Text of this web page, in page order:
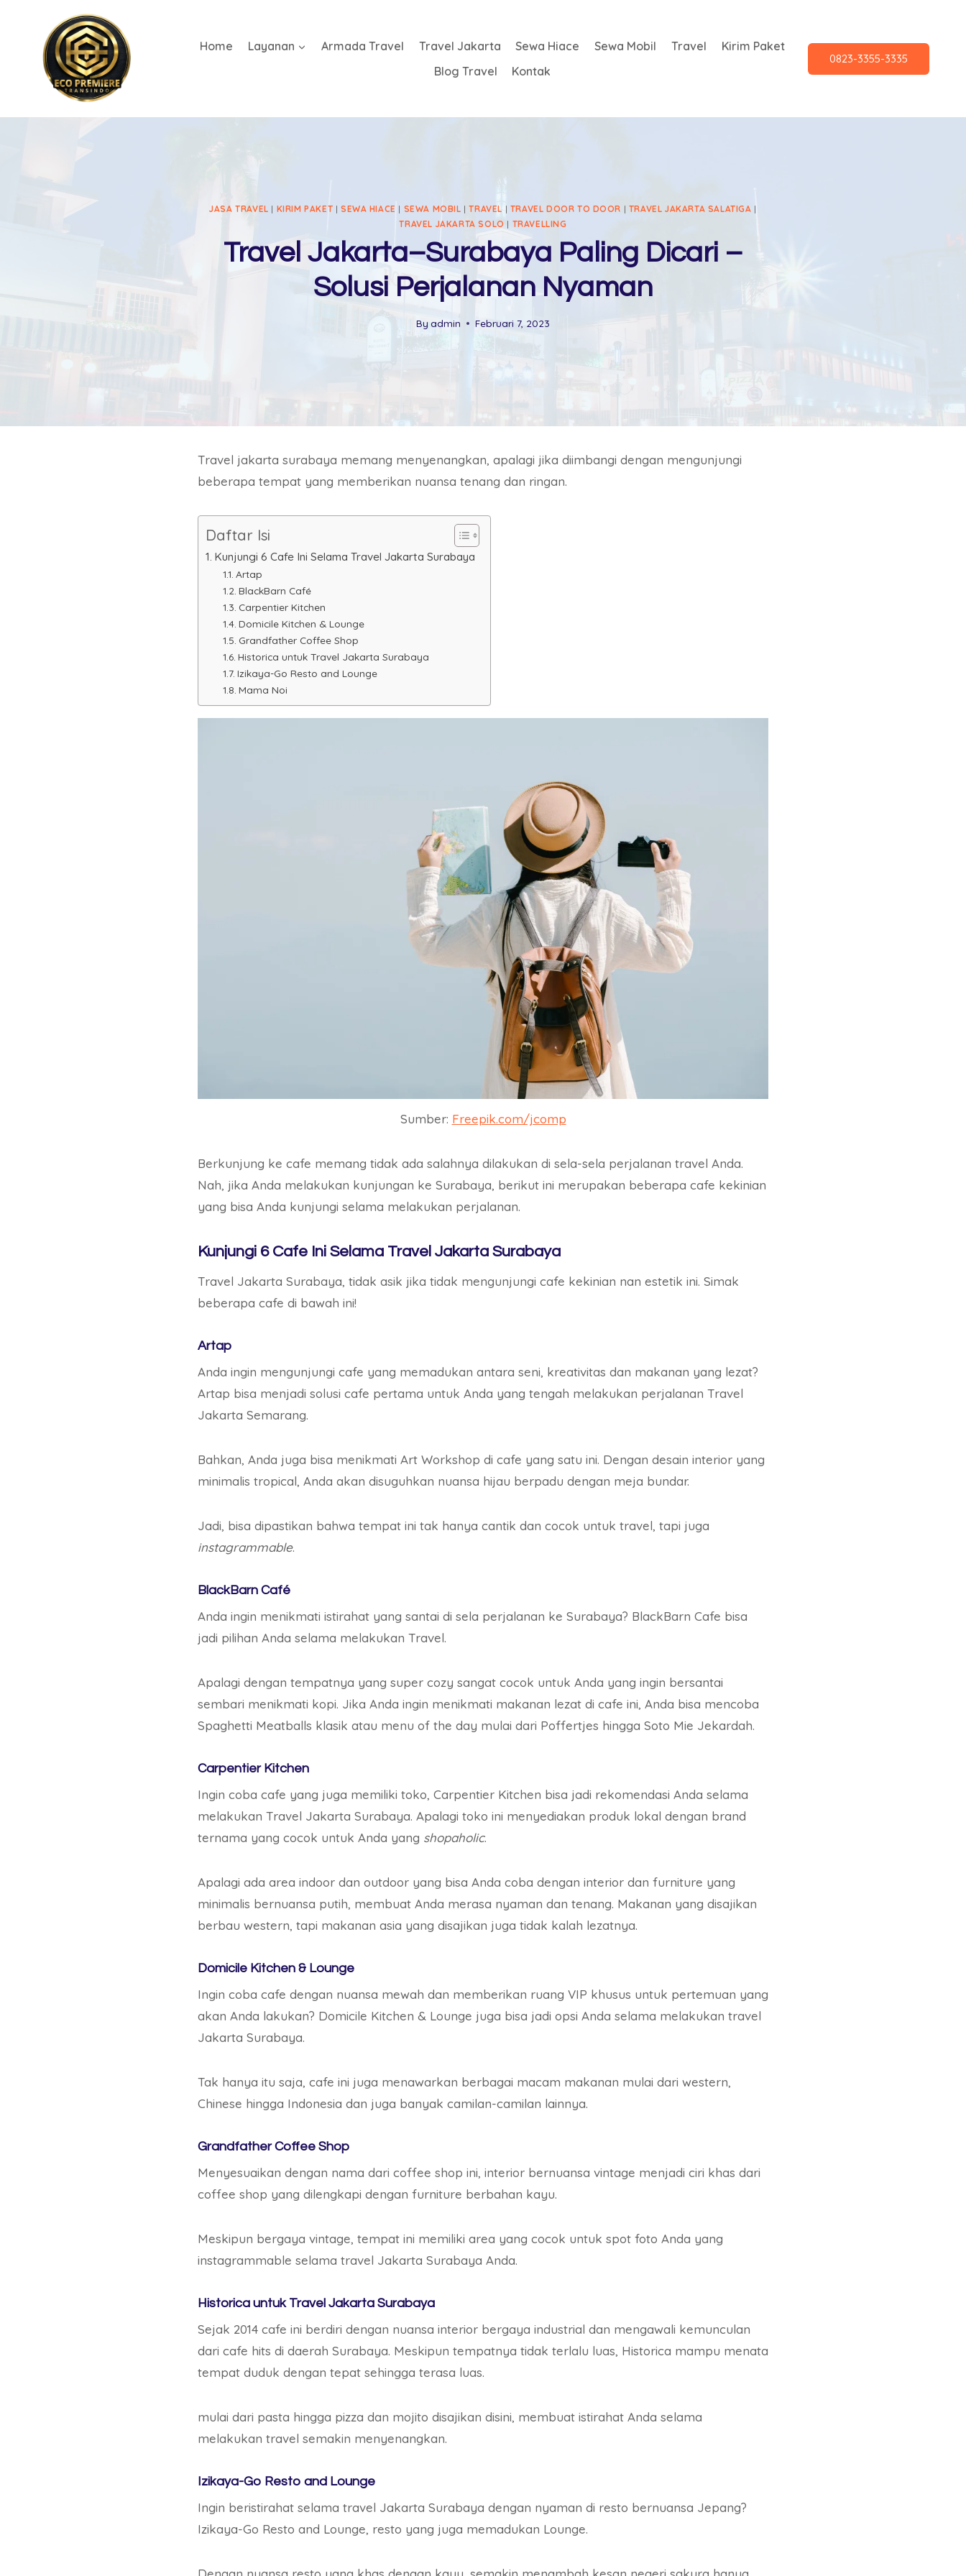
Home Layanan Armada Travel Travel Jakarta Sewa Hiace Sewa Mobil Travel
Kirim Paket
Blog Travel
Kontak
0823-3355-3335
JASA TRAVEL | KIRIM PAKET | SEWA HIACE | SEWA MOBIL |TRAVEL | TRAVEL DOOR TO DOOR | TRAVEL JAKARTA SALATIGA |
TRAVEL JAKARTA SOLO | TRAVELLING
Travel Jakarta–Surabaya Paling Dicari –
Solusi Perjalanan Nyaman
By admin Februari 7, 2023
Travel jakarta surabaya memang menyenangkan, apalagi jika diimbangi dengan mengunjungi
beberapa tempat yang memberikan nuansa tenang dan ringan.
Daftar Isi
Kunjungi 6 Cafe Ini Selama Travel Jakarta Surabaya
Artap
BlackBarn Café
Carpentier Kitchen
Domicile Kitchen & Lounge
Grandfather Coffee Shop
Historica untuk Travel Jakarta Surabaya
Izikaya-Go Resto and Lounge
Mama Noi
Sumber: Freepik.com/jcomp
Berkunjung ke cafe memang tidak ada salahnya dilakukan di sela-sela perjalanan travel Anda.
Nah, jika Anda melakukan kunjungan ke Surabaya, berikut ini merupakan beberapa cafe kekinian
yang bisa Anda kunjungi selama melakukan perjalanan.
Kunjungi 6 Cafe Ini Selama Travel Jakarta Surabaya
Travel Jakarta Surabaya, tidak asik jika tidak mengunjungi cafe kekinian nan estetik ini. Simak
beberapa cafe di bawah ini!
Artap
Anda ingin mengunjungi cafe yang memadukan antara seni, kreativitas dan makanan yang lezat?
Artap bisa menjadi solusi cafe pertama untuk Anda yang tengah melakukan perjalanan Travel
Jakarta Semarang.
Bahkan, Anda juga bisa menikmati Art Workshop di cafe yang satu ini. Dengan desain interior yang
minimalis tropical, Anda akan disuguhkan nuansa hijau berpadu dengan meja bundar.
Jadi, bisa dipastikan bahwa tempat ini tak hanya cantik dan cocok untuk travel, tapi juga
instagrammable.
BlackBarn Café
Anda ingin menikmati istirahat yang santai di sela perjalanan ke Surabaya? BlackBarn Cafe bisa
jadi pilihan Anda selama melakukan Travel.
Apalagi dengan tempatnya yang super cozy sangat cocok untuk Anda yang ingin bersantai
sembari menikmati kopi. Jika Anda ingin menikmati makanan lezat di cafe ini, Anda bisa mencoba
Spaghetti Meatballs klasik atau menu of the day mulai dari Poffertjes hingga Soto Mie Jekardah.
Carpentier Kitchen
Ingin coba cafe yang juga memiliki toko, Carpentier Kitchen bisa jadi rekomendasi Anda selama
melakukan Travel Jakarta Surabaya. Apalagi toko ini menyediakan produk lokal dengan brand
ternama yang cocok untuk Anda yang shopaholic.
Apalagi ada area indoor dan outdoor yang bisa Anda coba dengan interior dan furniture yang
minimalis bernuansa putih, membuat Anda merasa nyaman dan tenang. Makanan yang disajikan
berbau western, tapi makanan asia yang disajikan juga tidak kalah lezatnya.
Domicile Kitchen & Lounge
Ingin coba cafe dengan nuansa mewah dan memberikan ruang VIP khusus untuk pertemuan yang
akan Anda lakukan? Domicile Kitchen & Lounge juga bisa jadi opsi Anda selama melakukan travel
Jakarta Surabaya.
Tak hanya itu saja, cafe ini juga menawarkan berbagai macam makanan mulai dari western,
Chinese hingga Indonesia dan juga banyak camilan-camilan lainnya.
Grandfather Coffee Shop
Menyesuaikan dengan nama dari coffee shop ini, interior bernuansa vintage menjadi ciri khas dari
coffee shop yang dilengkapi dengan furniture berbahan kayu.
Meskipun bergaya vintage, tempat ini memiliki area yang cocok untuk spot foto Anda yang
instagrammable selama travel Jakarta Surabaya Anda.
Historica untuk Travel Jakarta Surabaya
Sejak 2014 cafe ini berdiri dengan nuansa interior bergaya industrial dan mengawali kemunculan
dari cafe hits di daerah Surabaya. Meskipun tempatnya tidak terlalu luas, Historica mampu menata
tempat duduk dengan tepat sehingga terasa luas.
mulai dari pasta hingga pizza dan mojito disajikan disini, membuat istirahat Anda selama
melakukan travel semakin menyenangkan.
Izikaya-Go Resto and Lounge
Ingin beristirahat selama travel Jakarta Surabaya dengan nyaman di resto bernuansa Jepang?
Izikaya-Go Resto and Lounge, resto yang juga memadukan Lounge.